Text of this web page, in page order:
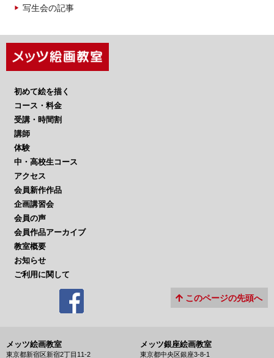
写生会の記事
初めて絵を描く
コース・料金
受講・時間割
講師
体験
中・高校生コース
アクセス
会員新作作品
企画講習会
会員の声
会員作品アーカイブ
教室概要
お知らせ
ご利用に関して
このページの先頭へ
メッツ絵画教室
東京都新宿区新宿2丁目11-2
メッツ銀座絵画教室
東京都中央区銀座3-8-1